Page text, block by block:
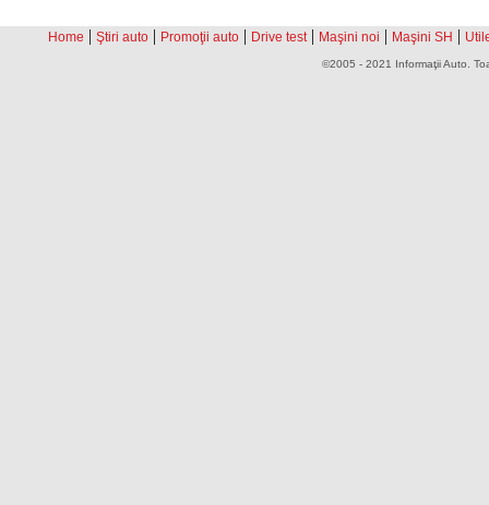
Home | Ştiri auto | Promoţii auto | Drive test | Maşini noi | Maşini SH |
©2005 - 2021 Informaţii Auto.